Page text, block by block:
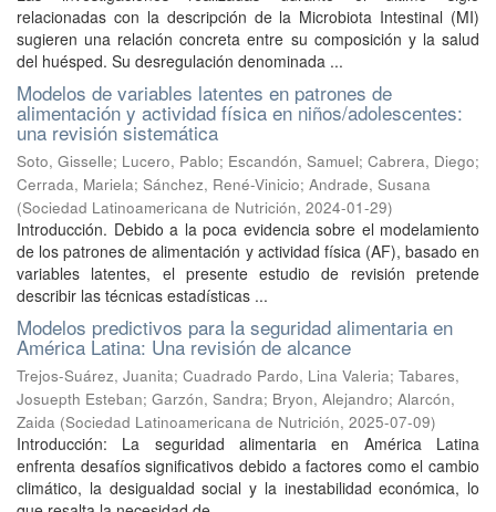
relacionadas con la descripción de la Microbiota Intestinal (MI)
sugieren una relación concreta entre su composición y la salud
del huésped. Su desregulación denominada ...
Modelos de variables latentes en patrones de
alimentación y actividad física en niños/adolescentes:
una revisión sistemática
Soto, Gisselle; Lucero, Pablo; Escandón, Samuel; Cabrera, Diego;
Cerrada, Mariela; Sánchez, René-Vinicio; Andrade, Susana
(Sociedad Latinoamericana de Nutrición, 2024-01-29)
Introducción. Debido a la poca evidencia sobre el modelamiento
de los patrones de alimentación y actividad física (AF), basado en
variables latentes, el presente estudio de revisión pretende
describir las técnicas estadísticas ...
Modelos predictivos para la seguridad alimentaria en
América Latina: Una revisión de alcance
Trejos-Suárez, Juanita; Cuadrado Pardo, Lina Valeria; Tabares,
Josuepth Esteban; Garzón, Sandra; Bryon, Alejandro; Alarcón,
Zaida (Sociedad Latinoamericana de Nutrición, 2025-07-09)
Introducción: La seguridad alimentaria en América Latina
enfrenta desafíos significativos debido a factores como el cambio
climático, la desigualdad social y la inestabilidad económica, lo